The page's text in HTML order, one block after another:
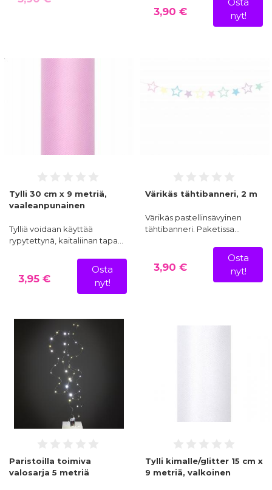
3,90 €
Osta
nyt!
Tylli 30 cm x 9 metriä,
vaaleanpunainen
Tylliä voidaan käyttää
rypytettynä, kaitaliinan tapa…
3,95 €
Osta
nyt!
Värikäs tähtibanneri, 2 m
Värikäs pastellinsävyinen
tähtibanneri. Paketissa…
3,90 €
Osta
nyt!
Paristoilla toimiva
valosarja 5 metriä
Tylli kimalle/glitter 15 cm x
9 metriä, valkoinen